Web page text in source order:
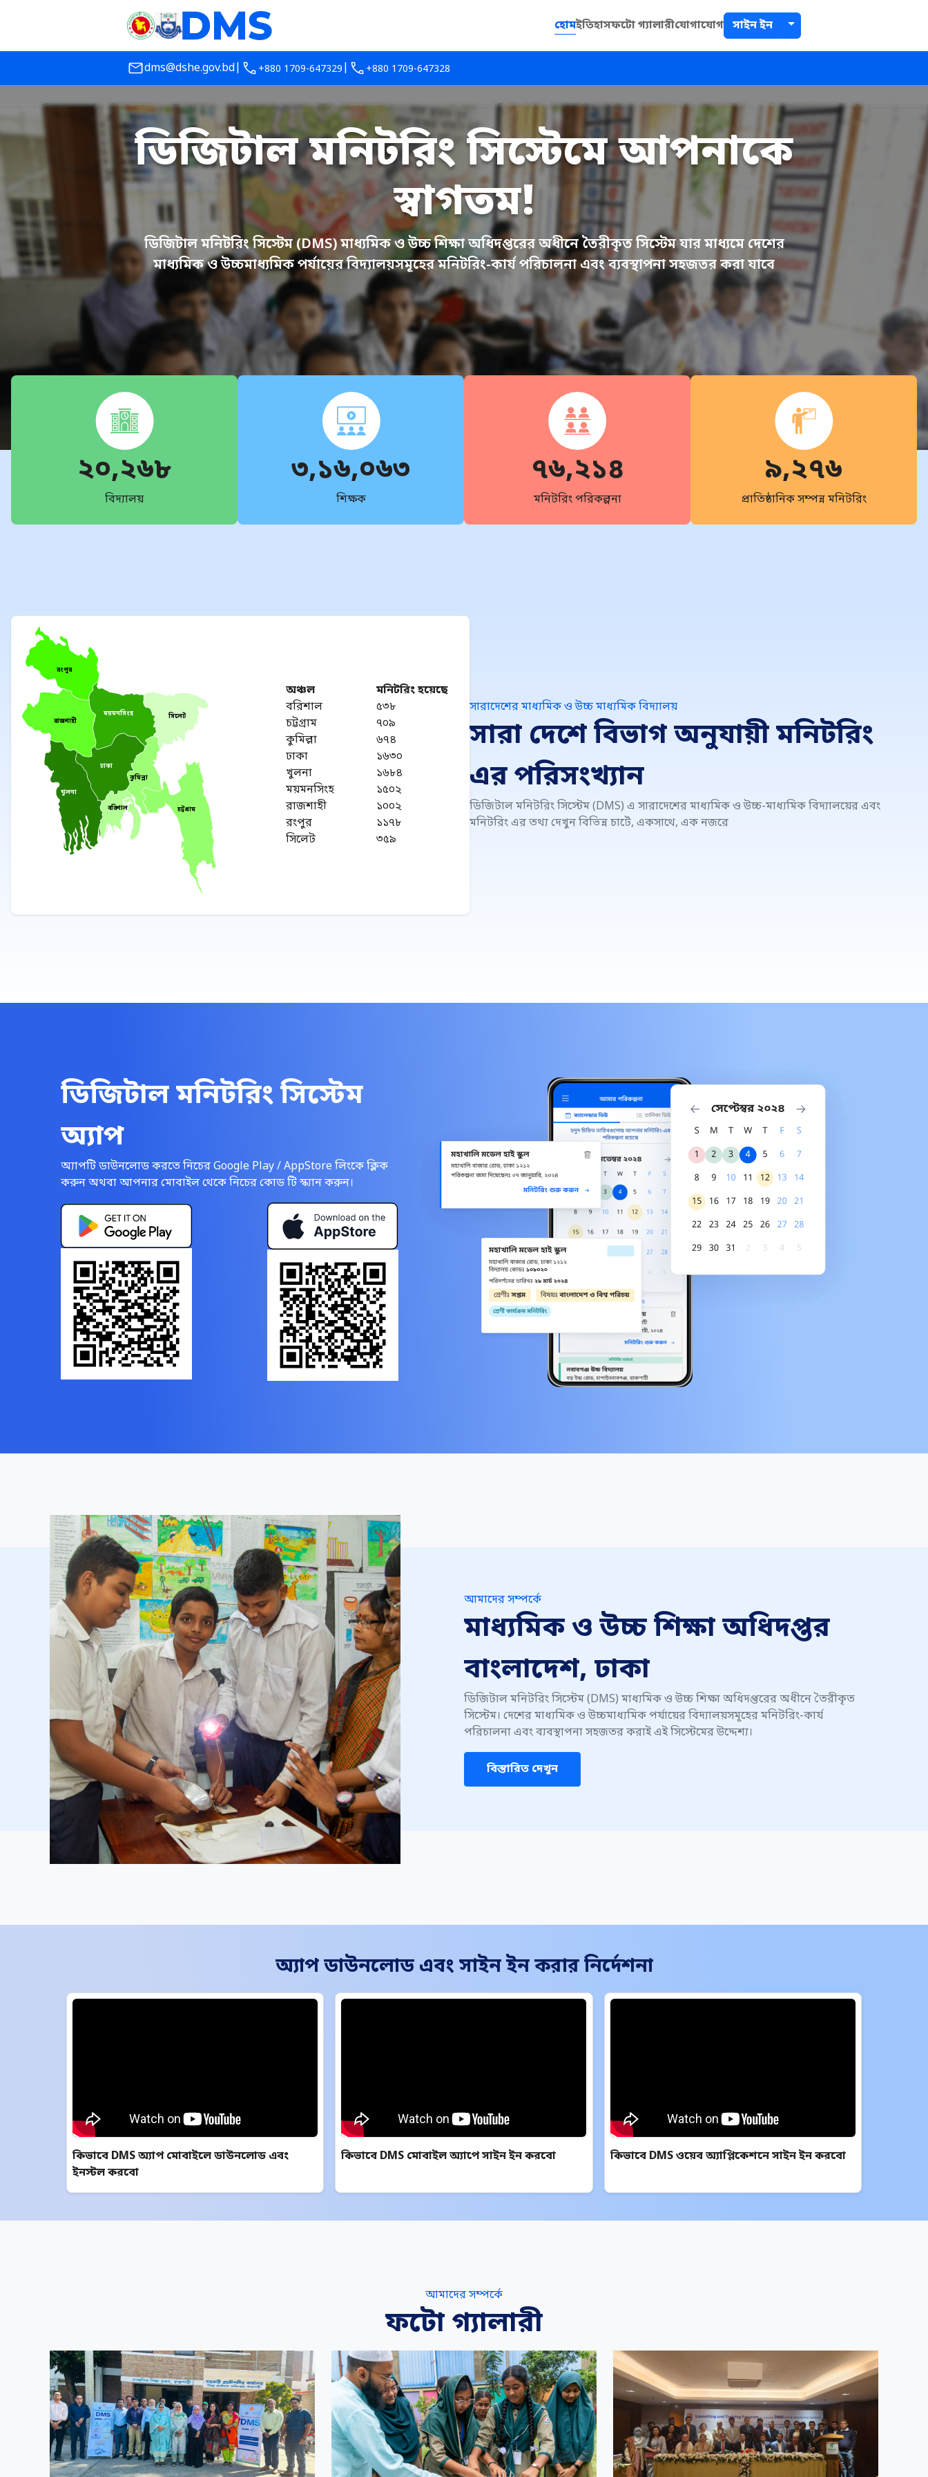
হোমইতিহাসফটো গ্যালারীযোগাযোগ সাইন ইন Toggle dropdown
dms@dshe.gov.bd +880 1709-647329 +880 1709-647328
ডিজিটাল মনিটরিং সিস্টেমে আপনাকে
স্বাগতম!
ডিজিটাল মনিটরিং সিস্টেম (DMS) মাধ্যমিক ও উচ্চ শিক্ষা অধিদপ্তরের অধীনে তৈরীকৃত সিস্টেম যার মাধ্যমে দেশের
মাধ্যমিক ও উচ্চমাধ্যমিক পর্যায়ের বিদ্যালয়সমূহের মনিটরিং-কার্য পরিচালনা এবং ব্যবস্থাপনা সহজতর করা যাবে
২০,২৬৮
বিদ্যালয়
৩,১৬,০৬৩
শিক্ষক
৭৬,২১৪
মনিটরিং পরিকল্পনা
৯,২৭৬
প্রাতিষ্ঠানিক সম্পন্ন মনিটরিং
রংপুর
রাজশাহী সিলেট
ময়মনসিংহ
খুলনা
ঢাকা
কুমিল্লা
চট্টগ্রাম
বরিশাল
অঞ্চল
মনিটরিং হয়েছে
বরিশাল
৫৩৮
চট্টগ্রাম
৭০৯
কুমিল্লা
৬৭৪
ঢাকা
১৬৩০
খুলনা
১৬৮৪
ময়মনসিংহ
১৫০২
রাজশাহী
১০০২
রংপুর
১১৭৮
সিলেট
৩৫৯
সারাদেশের মাধ্যমিক ও উচ্চ মাধ্যমিক বিদ্যালয়
সারা দেশে বিভাগ অনুযায়ী মনিটরিং
এর পরিসংখ্যান
ডিজিটাল মনিটরিং সিস্টেম (DMS) এ সারাদেশের মাধ্যমিক ও উচ্চ-মাধ্যমিক বিদ্যালয়ের এবং
মনিটরিং এর তথ্য দেখুন বিভিন্ন চার্টে, একসাথে, এক নজরে
ডিজিটাল মনিটরিং সিস্টেম
অ্যাপ
অ্যাপটি ডাউনলোড করতে নিচের Google Play / AppStore লিংকে ক্লিক
করুন অথবা আপনার মোবাইল থেকে নিচের কোড টি স্ক্যান করুন।
আমাদের সম্পর্কে
মাধ্যমিক ও উচ্চ শিক্ষা অধিদপ্তর
বাংলাদেশ, ঢাকা
ডিজিটাল মনিটরিং সিস্টেম (DMS) মাধ্যমিক ও উচ্চ শিক্ষা অধিদপ্তরের অধীনে তৈরীকৃত
সিস্টেম। দেশের মাধ্যমিক ও উচ্চমাধ্যমিক পর্যায়ের বিদ্যালয়সমূহের মনিটরিং-কার্য
পরিচালনা এবং ব্যবস্থাপনা সহজতর করাই এই সিস্টেমের উদ্দেশ্য।
বিস্তারিত দেখুন
অ্যাপ ডাউনলোড এবং সাইন ইন করার নির্দেশনা
কিভাবে DMS অ্যাপ মোবাইলে ডাউনলোড এবং
ইনস্টল করবো
কিভাবে DMS মোবাইল অ্যাপে সাইন ইন করবো কিভাবে DMS ওয়েব অ্যাপ্লিকেশনে সাইন ইন করবো
আমাদের সম্পর্কে
ফটো গ্যালারী